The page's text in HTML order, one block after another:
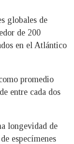
globales de
de 200
en el Atlántico
promedio
entre cada dos
longevidad de
especímenes